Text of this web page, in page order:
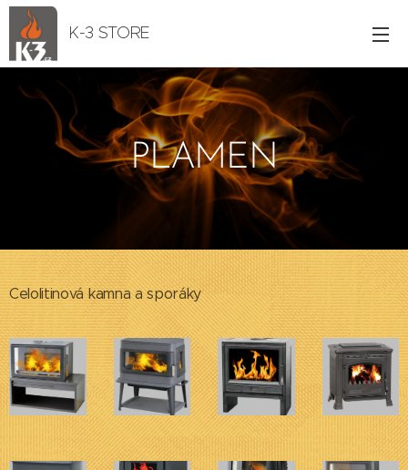
K-3 STORE
PLAMEN
Celolitinová kamna a sporáky